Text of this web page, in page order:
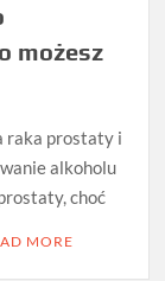
możesz
raka prostaty i
alkoholu
choć
MORE